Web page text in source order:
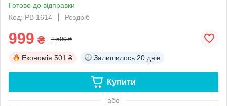
Готово до відправки
Код: PB 1614
Роздріб
999 ₴ 1 500 ₴
Економія 501 ₴ Залишилось 20 днів
Купити
або